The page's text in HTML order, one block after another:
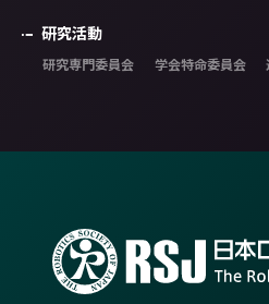
研究活動
研究専門委員会 学会特命委員会